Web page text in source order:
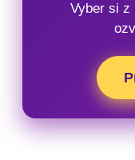
Vyber si z